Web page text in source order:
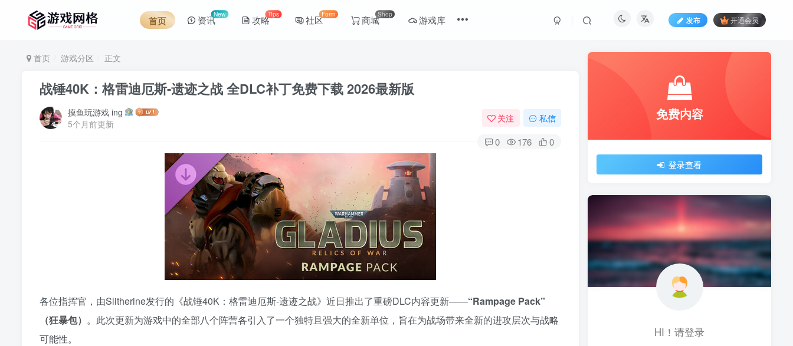
首页 资讯New 攻略Tips 社区Form 商城Shop 游戏库 发布 开通会员
首页 游戏分区 正文
战锤40K：格雷迪厄斯-遗迹之战 全DLC补丁免费下载 2026最新版
摸鱼玩游戏 ing
5个月前更新
关注 私信
0 176 0
各位指挥官，由Slitherine发行的《战锤40K：格雷迪厄斯-遗迹之战》近日推出了重磅DLC内容更新——“Rampage Pack”
（狂暴包） 。此次更新为游戏中的全部八个阵营各引入了一个独特且强大的全新单位，旨在为战场带来全新的进攻层次与战略
可能性。
免费内容
登录查看
HI！请登录